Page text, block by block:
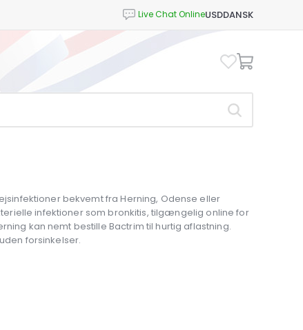
USDDANSK
bekvemt fra Herning, Odense eller
infektioner som bronkitis, tilgængelig online for
kan nemt bestille Bactrim til hurtig aflastning.
forsinkelser.